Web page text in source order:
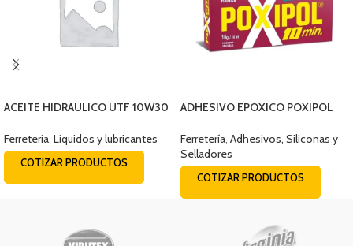
ACEITE HIDRAULICO UTF 10W30
Ferretería Líquidos y lubricantes
COTIZAR PRODUCTOS
ADHESIVO EPOXICO POXIPOL
Ferretería Adhesivos, Siliconas y
Selladores
COTIZAR PRODUCTOS